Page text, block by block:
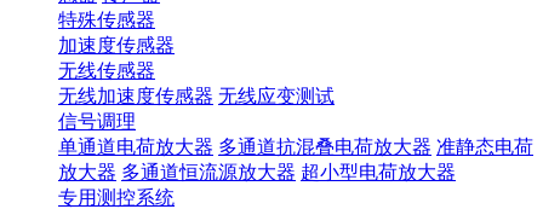
特殊传感器
加速度传感器
无线传感器
无线加速度传感器 无线应变测试
信号调理
单通道电荷放大器 多通道抗混叠电荷放大器 准静态电荷
放大器 多通道恒流源放大器 超小型电荷放大器
专用测控系统